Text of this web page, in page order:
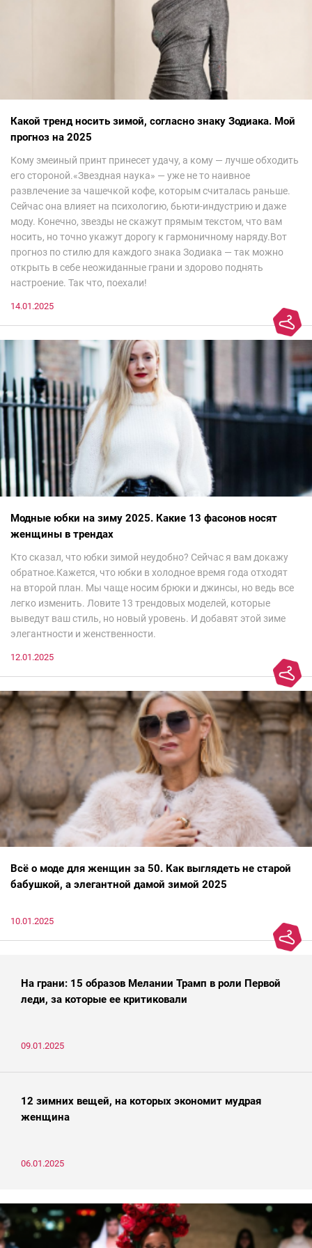
Какой тренд носить зимой, согласно знаку Зодиака. Мой
прогноз на 2025
Кому змеиный принт принесет удачу, а кому — лучше обходить
его стороной.«Звездная наука» — уже не то наивное
развлечение за чашечкой кофе, которым считалась раньше.
Сейчас она влияет на психологию, бьюти-индустрию и даже
моду. Конечно, звезды не скажут прямым текстом, что вам
носить, но точно укажут дорогу к гармоничному наряду.Вот
прогноз по стилю для каждого знака Зодиака — так можно
открыть в себе неожиданные грани и здорово поднять
настроение. Так что, поехали!
14.01.2025
Модные юбки на зиму 2025. Какие 13 фасонов носят
женщины в трендах
Кто сказал, что юбки зимой неудобно? Сейчас я вам докажу
обратное.Кажется, что юбки в холодное время года отходят
на второй план. Мы чаще носим брюки и джинсы, но ведь все
легко изменить. Ловите 13 трендовых моделей, которые
выведут ваш стиль, но новый уровень. И добавят этой зиме
элегантности и женственности.
12.01.2025
Всё о моде для женщин за 50. Как выглядеть не старой
бабушкой, а элегантной дамой зимой 2025
10.01.2025
На грани: 15 образов Мелании Трамп в роли Первой
леди, за которые ее критиковали
09.01.2025
12 зимних вещей, на которых экономит мудрая
женщина
06.01.2025